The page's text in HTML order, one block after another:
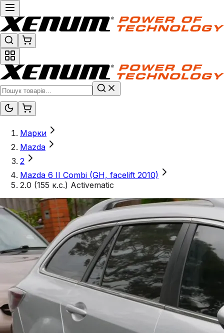
Марки
Mazda
2
Mazda 6 II Combi (GH, facelift 2010)
2.0 (155 к.с.) Activematic